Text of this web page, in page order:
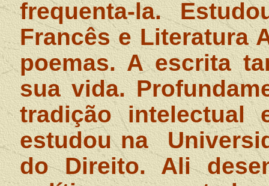
frequenta-la.
Francês e Literatura
poemas. A escrita
sua vida.
tradição intelectual
estudou na
do Direito. Ali